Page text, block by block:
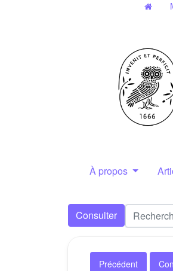
À propos
Consulter
Précédent